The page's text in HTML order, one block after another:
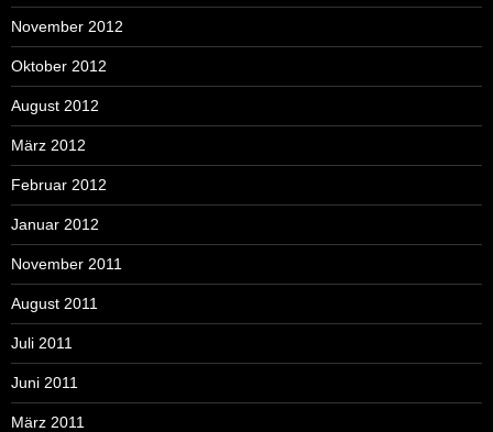
November 2012
Oktober 2012
August 2012
März 2012
Februar 2012
Januar 2012
November 2011
August 2011
Juli 2011
Juni 2011
März 2011